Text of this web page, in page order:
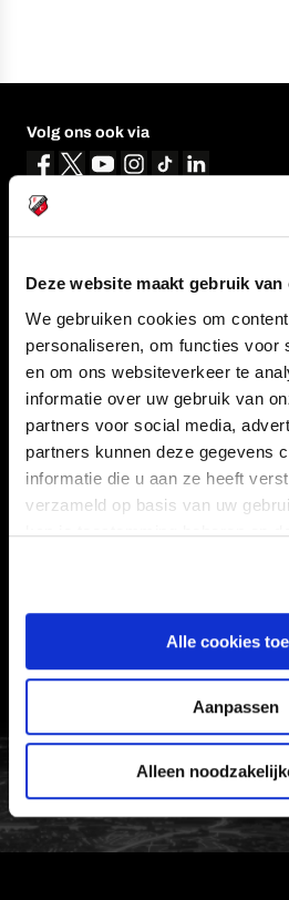
Deze website maakt gebruik van
We gebruiken cookies om
personaliseren, om functies voor
en om ons websiteverkeer te
informatie over uw gebruik van
partners voor social media,
partners kunnen deze gegevens
informatie die u aan ze heeft
verzameld op basis van uw
kan je toestemming beheren op
Alle cookies
Aanpassen
Alleen
Volg ons ook via
CLUB
TEAMS
STADION
SUPPORTERS
Informatie
CONTACT
VERTROUWENSPERSOON
FC